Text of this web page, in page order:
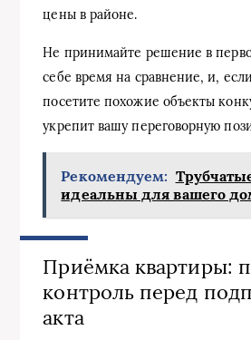
цены в районе.
Не принимайте решение в
себе время на сравнение, и,
посетите похожие объекты
укрепит вашу переговорную
Рекомендуем:
идеальны для вашего
Приёмка квартиры:
контроль перед
акта